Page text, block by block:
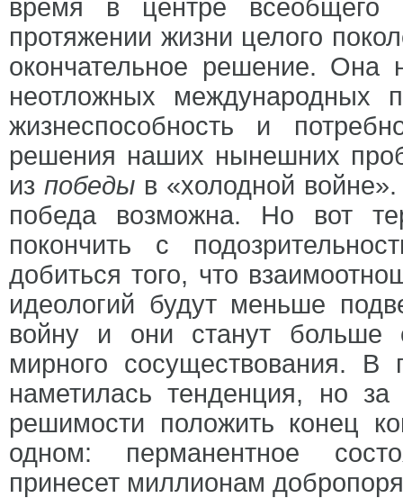
время в центре всеобщего
протяжении жизни целого
окончательное решение. Она
неотложных международных
жизнеспособность и
решения наших нынешних
из победы в «холодной
победа возможна. Но вот
покончить с
добиться того, что
идеологий будут меньше
войну и они станут больше
мирного сосуществования. В
наметилась тенденция, но
решимости положить конец
одном: перманентное
принесет миллионам